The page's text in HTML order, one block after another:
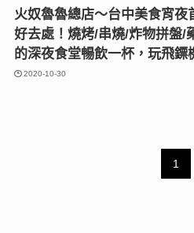
火奴魯魯總店〜台中美食宵夜
好去處！燒烤/串燒/炸物拼盤/
的深夜食堂暢飲一杯，玩飛鏢
2020-10-30
1